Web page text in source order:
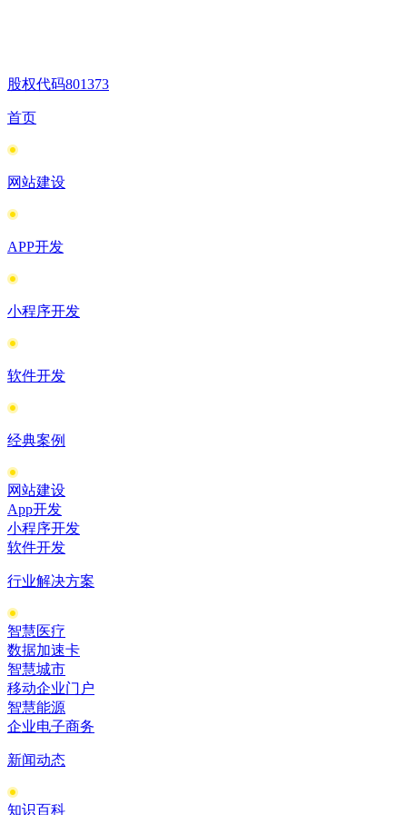
股权代码801373
首页
网站建设
APP开发
小程序开发
软件开发
经典案例
网站建设
App开发
小程序开发
软件开发
行业解决方案
智慧医疗
数据加速卡
智慧城市
移动企业门户
智慧能源
企业电子商务
新闻动态
知识百科